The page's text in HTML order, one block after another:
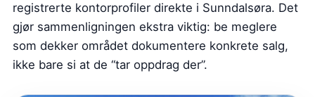
registrerte kontorprofiler direkte i Sunndalsøra. Det
gjør sammenligningen ekstra viktig: be meglere
som dekker området dokumentere konkrete salg,
ikke bare si at de “tar oppdrag der”.